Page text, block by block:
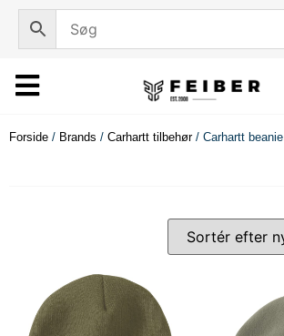
Forside / Brands / Carhartt tilbehør/ Carhartt beanie